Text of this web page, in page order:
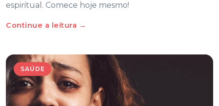
espiritual. Comece hoje mesmo!
Continue a leitura →
SAÚDE